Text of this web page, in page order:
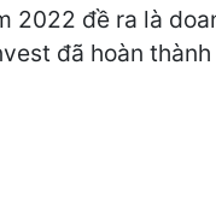
2022 đề ra là
đã hoàn